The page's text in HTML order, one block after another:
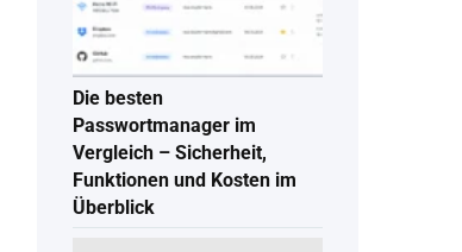
Die besten
Passwortmanager im
Vergleich – Sicherheit,
Funktionen und Kosten im
Überblick